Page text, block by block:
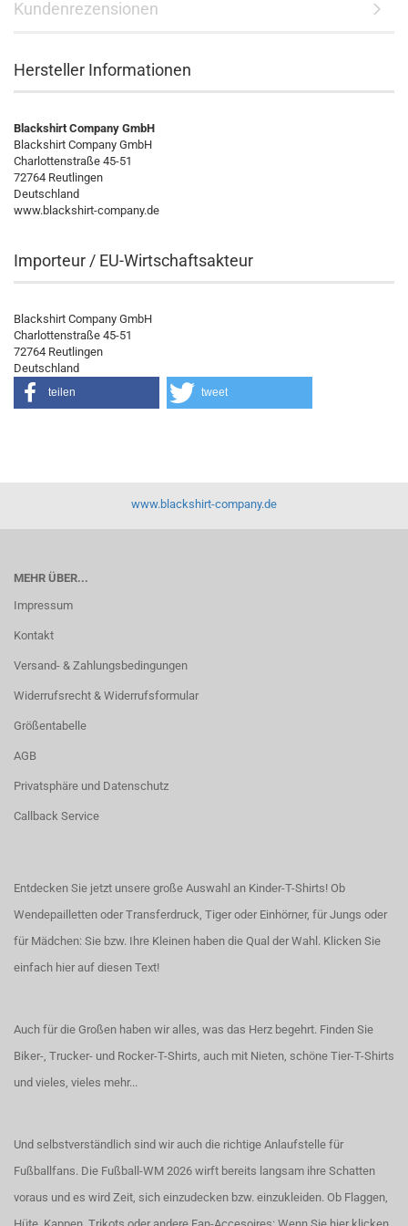
Kundenrezensionen
Hersteller Informationen
Blackshirt Company GmbH
Blackshirt Company GmbH
Charlottenstraße 45-51
72764 Reutlingen
Deutschland
www.blackshirt-company.de
Importeur / EU-Wirtschaftsakteur
Blackshirt Company GmbH
Charlottenstraße 45-51
72764 Reutlingen
Deutschland
teilen tweet
www.blackshirt-company.de
MEHR ÜBER...
Impressum
Kontakt
Versand- & Zahlungsbedingungen
Widerrufsrecht & Widerrufsformular
Größentabelle
AGB
Privatsphäre und Datenschutz
Callback Service
Entdecken Sie jetzt unsere große Auswahl an Kinder-T-Shirts! Ob
Wendepailletten oder Transferdruck, Tiger oder Einhörner, für Jungs oder
für Mädchen: Sie bzw. Ihre Kleinen haben die Qual der Wahl. Klicken Sie
einfach hier auf diesen Text!
Auch für die Großen haben wir alles, was das Herz begehrt. Finden Sie
Biker-, Trucker- und Rocker-T-Shirts, auch mit Nieten, schöne Tier-T-Shirts
und vieles, vieles mehr...
Und selbstverständlich sind wir auch die richtige Anlaufstelle für
Fußballfans. Die Fußball-WM 2026 wirft bereits langsam ihre Schatten
voraus und es wird Zeit, sich einzudecken bzw. einzukleiden. Ob Flaggen,